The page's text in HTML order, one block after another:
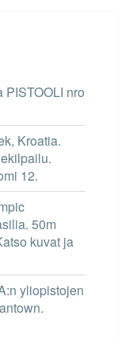
PISTOOLI nro
Kroatia.
12.
50m
kuvat ja
yliopistojen